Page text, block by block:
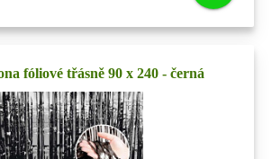
fóliové třásně 90 x 240 - černá